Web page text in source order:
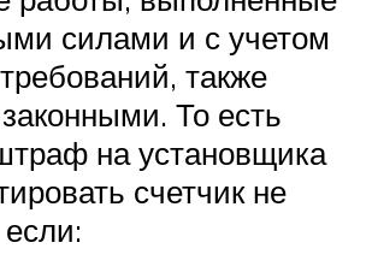
силами и с учетом
также
То есть
на установщика
счетчик не